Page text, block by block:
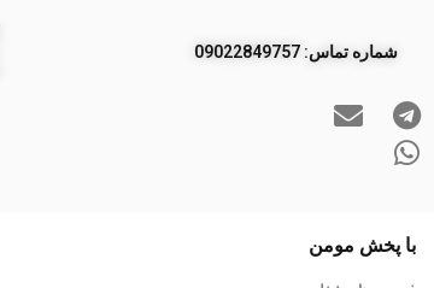
ﺷﻤﺎره ﺗﻤﺎس: 09022849757
با پخش مومن